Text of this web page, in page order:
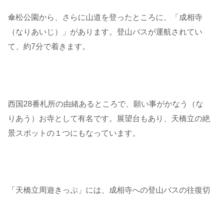
傘松公園から、さらに山道を登ったところに、「成相寺
（なりあいじ）」があります。登山バスが運航されてい
て、約7分で着きます。
西国28番札所の由緒あるところで、願い事がかなう（な
りあう）お寺として有名です。展望台もあり、天橋立の絶
景スポットの１つにもなっています。
「天橋立周遊きっぷ」には、成相寺への登山バスの往復切